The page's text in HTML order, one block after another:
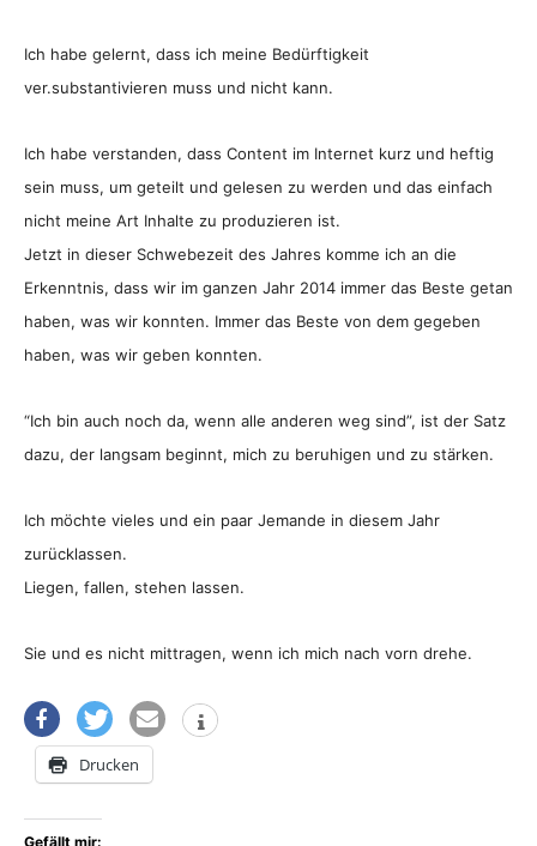
Ich habe gelernt, dass ich meine Bedürftigkeit
ver.substantivieren muss und nicht kann.
Ich habe verstanden, dass Content im Internet kurz und heftig
sein muss, um geteilt und gelesen zu werden und das einfach
nicht meine Art Inhalte zu produzieren ist.
Jetzt in dieser Schwebezeit des Jahres komme ich an die
Erkenntnis, dass wir im ganzen Jahr 2014 immer das Beste getan
haben, was wir konnten. Immer das Beste von dem gegeben
haben, was wir geben konnten.
“Ich bin auch noch da, wenn alle anderen weg sind”, ist der Satz
dazu, der langsam beginnt, mich zu beruhigen und zu stärken.
Ich möchte vieles und ein paar Jemande in diesem Jahr
zurücklassen.
Liegen, fallen, stehen lassen.
Sie und es nicht mittragen, wenn ich mich nach vorn drehe.
Drucken
Gefällt mir: